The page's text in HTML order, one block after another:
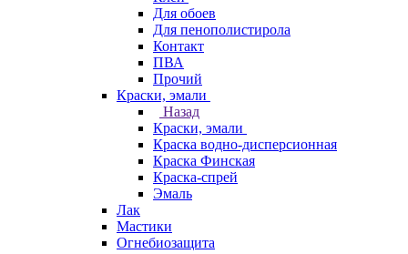
Для обоев
Для пенополистирола
Контакт
ПВА
Прочий
Краски, эмали
Назад
Краски, эмали
Краска водно-дисперсионная
Краска Финская
Краска-спрей
Эмаль
Лак
Мастики
Огнебиозащита